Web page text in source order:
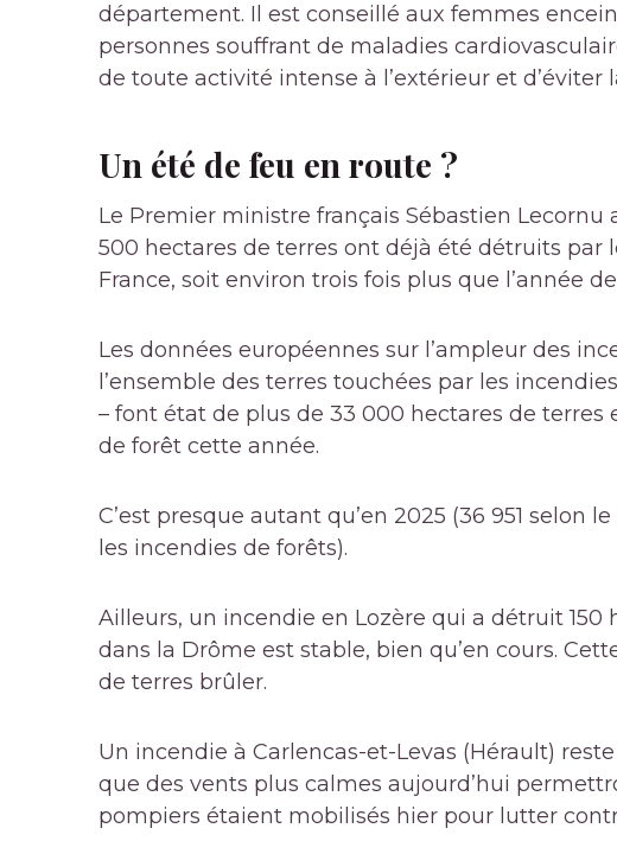
département. Il est conseillé aux femmes
personnes souffrant de maladies
de toute activité intense à l’extérieur et d’éviter
Un été de feu en route ?
Le Premier ministre français Sébastien
500 hectares de terres ont déjà été détruits par
France, soit environ trois fois plus que l’année
Les données européennes sur l’ampleur des
l’ensemble des terres touchées par les
– font état de plus de 33 000 hectares de terres
de forêt cette année.
C’est presque autant qu’en 2025 (36 951 selon
les incendies de forêts).
Ailleurs, un incendie en Lozère qui a détruit
dans la Drôme est stable, bien qu’en cours.
de terres brûler.
Un incendie à Carlencas-et-Levas (Hérault)
que des vents plus calmes aujourd’hui
pompiers étaient mobilisés hier pour lutter